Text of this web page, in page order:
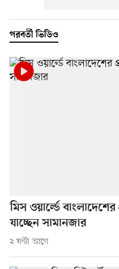
পরবর্তী ভিডিও
মিস ওয়ার্ল্ডে
যাচ্ছেন সামানজার
২ ঘণ্টা আগে